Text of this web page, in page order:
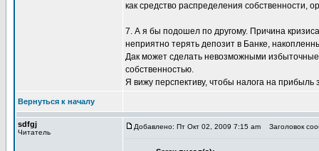
как средство распределения собственности,
7. А я бы подошел по другому. Причина
неприятно терять депозит в Банке,
Дак может сделать невозможными
собственностью.
Я вижу перспективу, чтобы налога на
Вернуться к началу
sdfgj
Читатель
Добавлено: Пт Окт 02, 2009 7:15 am Заголовок